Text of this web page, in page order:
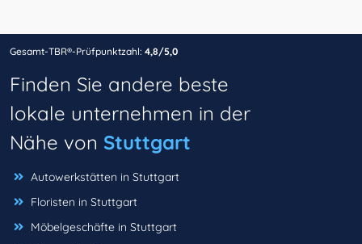
Gesamt-TBR®-Prüfpunktzahl: 4,8/5,0
Finden Sie andere beste
lokale unternehmen in der
Nähe von Stuttgart
Autowerkstätten in Stuttgart
Floristen in Stuttgart
Möbelgeschäfte in Stuttgart